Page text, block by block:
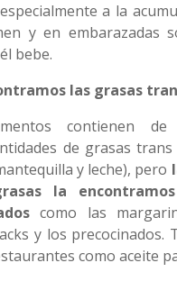
a la
y en embarazadas
bebe.
las grasas
contienen
de grasas
y leche), pero
la
como las
y los precocinados.
como aceite